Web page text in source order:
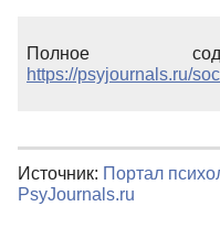
Полное
https://psyjournals.ru/
Источник: Портал
PsyJournals.ru